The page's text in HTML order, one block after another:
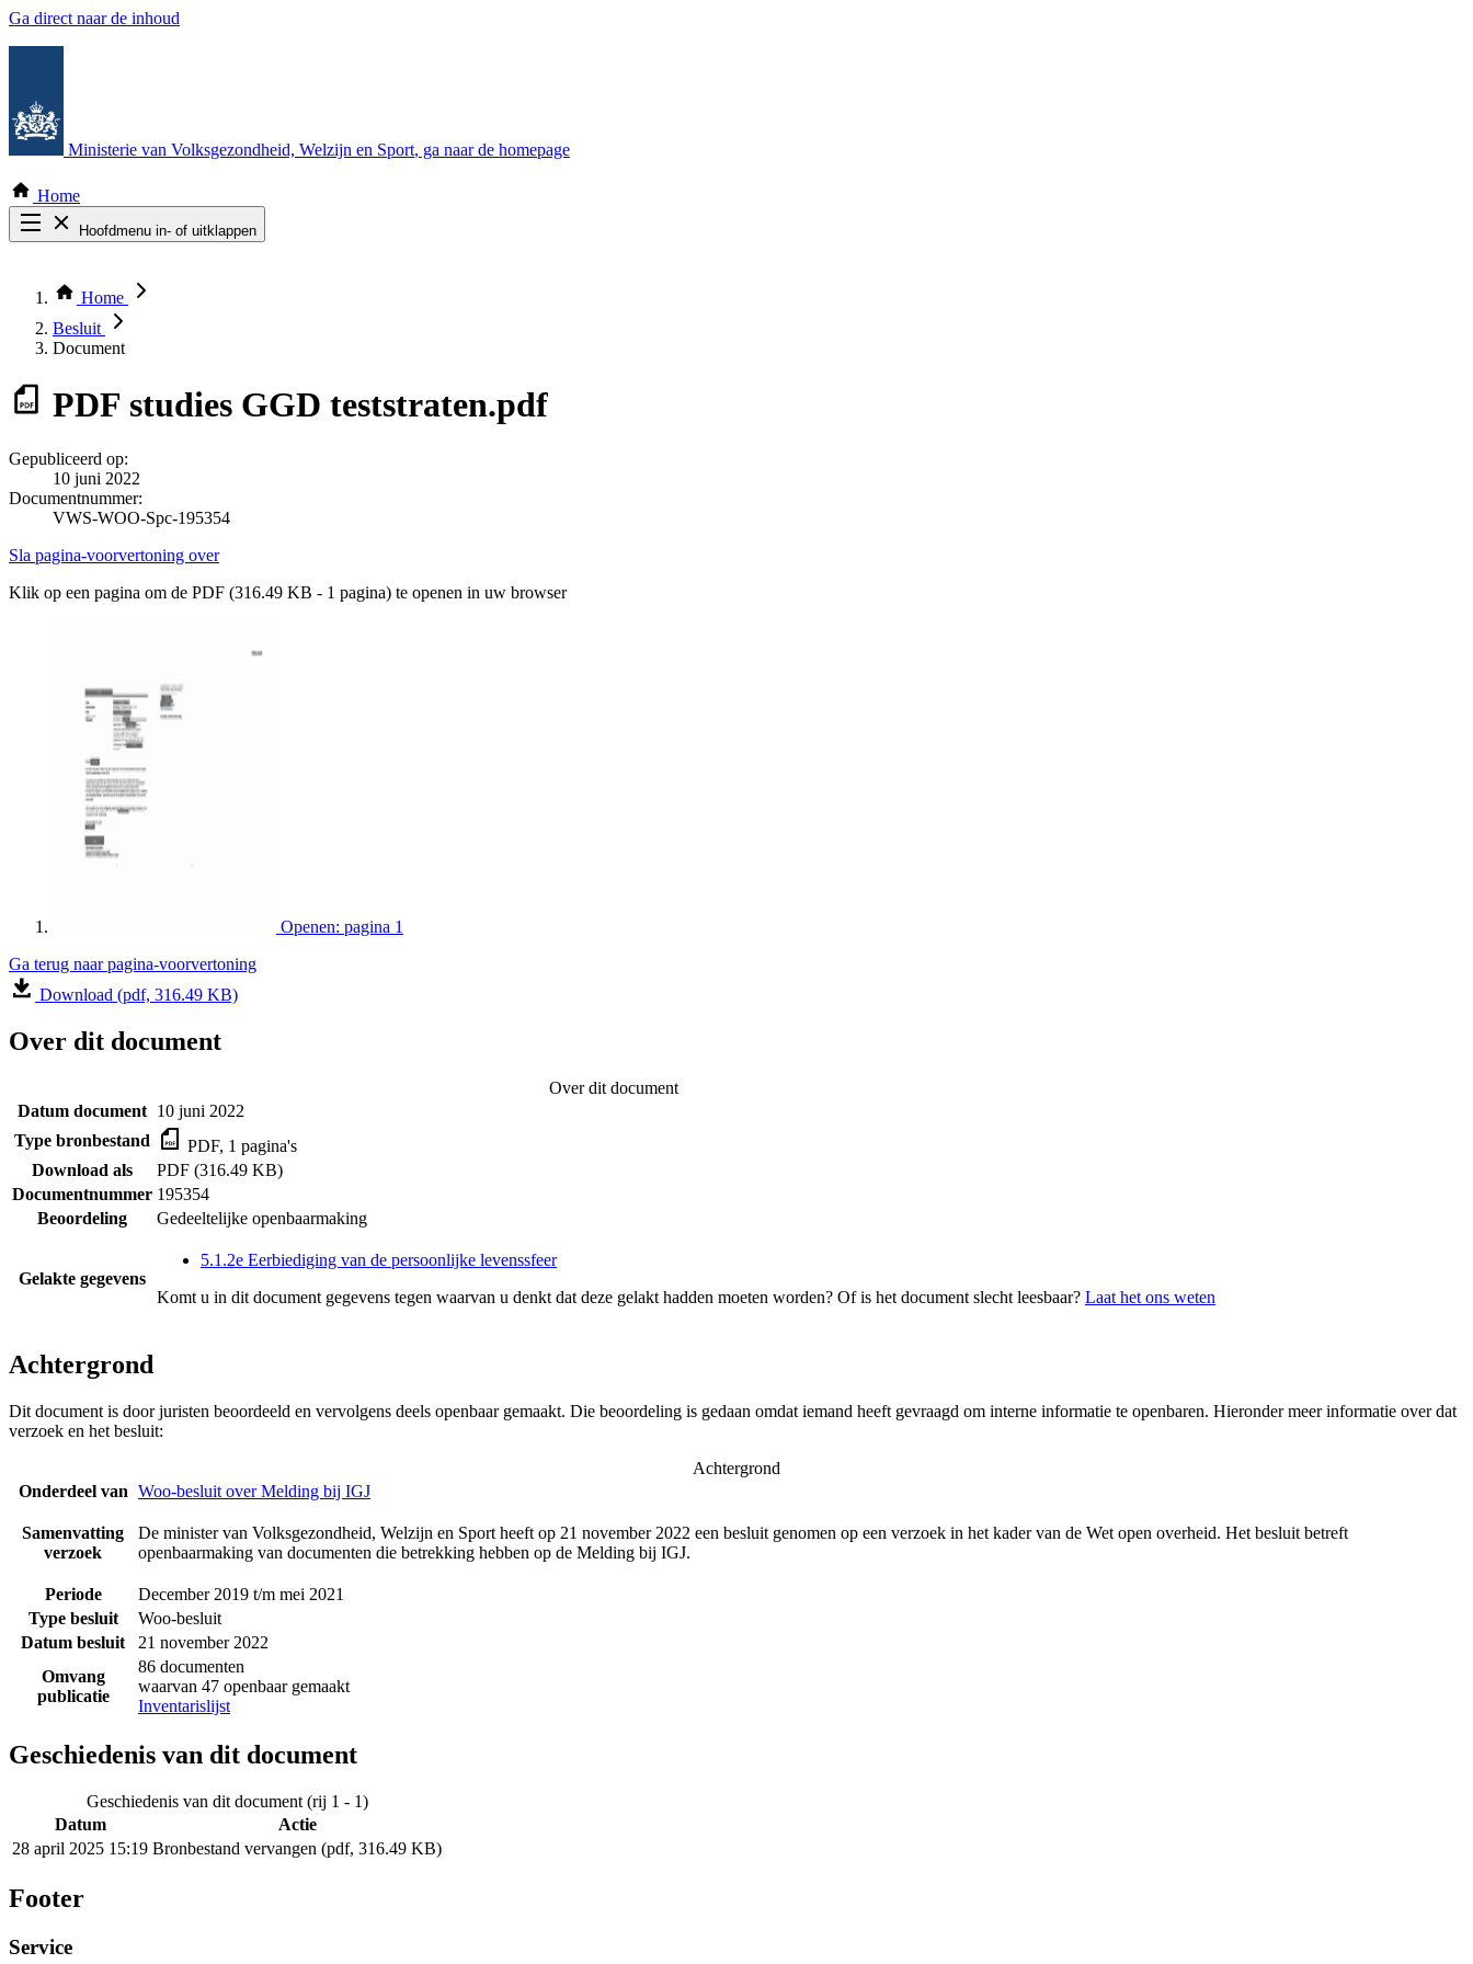
Ga direct naar de inhoud
Ministerie van Volksgezondheid, Welzijn en Sport, ga naar de homepage
Home
Hoofdmenu in- of uitklappen
Thema COVID-19
Bekijk per bestuursorgaan
Home
Besluit
Document
PDF studies GGD teststraten.pdf
Gepubliceerd op:
10 juni 2022
Documentnummer:
VWS-WOO-Spc-195354
Sla pagina-voorvertoning over
Klik op een pagina om de PDF (316.49 KB - 1 pagina) te openen in uw browser
Openen: pagina 1
Ga terug naar pagina-voorvertoning
Download (pdf, 316.49 KB)
Over dit document
Over dit document
Datum document 10 juni 2022
Type bronbestand
PDF, 1 pagina's
Download als
PDF (316.49 KB)
Documentnummer 195354
Beoordeling
Gedeeltelijke openbaarmaking
Gelakte gegevens
5.1.2e Eerbiediging van de persoonlijke levenssfeer
Komt u in dit document gegevens tegen waarvan u denkt dat deze gelakt hadden moeten worden? Of is het document slecht leesbaar? Laat het ons weten
Achtergrond
Dit document is door juristen beoordeeld en vervolgens deels openbaar gemaakt. Die beoordeling is gedaan omdat iemand heeft gevraagd om interne informatie te openbaren. Hieronder meer informatie over dat
verzoek en het besluit:
Achtergrond
Onderdeel van Woo-besluit over Melding bij IGJ
Samenvatting
verzoek
De minister van Volksgezondheid, Welzijn en Sport heeft op 21 november 2022 een besluit genomen op een verzoek in het kader van de Wet open overheid. Het besluit betreft
openbaarmaking van documenten die betrekking hebben op de Melding bij IGJ.
Periode
December 2019 t/m mei 2021
Type besluit
Woo-besluit
Datum besluit
21 november 2022
Omvang
publicatie
86 documenten
waarvan 47 openbaar gemaakt
Inventarislijst
Geschiedenis van dit document
Geschiedenis van dit document (rij 1 - 1)
Datum
Actie
28 april 2025 15:19 Bronbestand vervangen (pdf, 316.49 KB)
Footer
Service